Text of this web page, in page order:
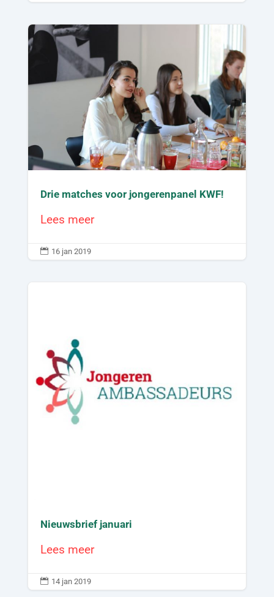
Drie matches voor jongerenpanel KWF!
Lees meer
 16 jan 2019
Nieuwsbrief januari
Lees meer
 14 jan 2019